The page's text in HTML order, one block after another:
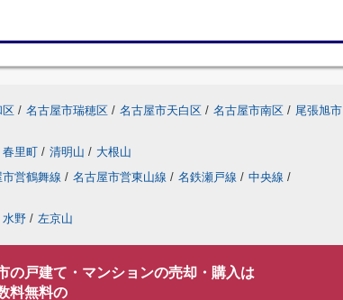
区 / 名古屋市瑞穂区 / 名古屋市天白区 / 名古屋市南区 / 尾張旭市
春里町 / 清明山 / 大根山
営鶴舞線 / 名古屋市営東山線 / 名鉄瀬戸線 / 中央線 /
水野 / 左京山
の戸建て・マンションの売却・購入は
料無料の